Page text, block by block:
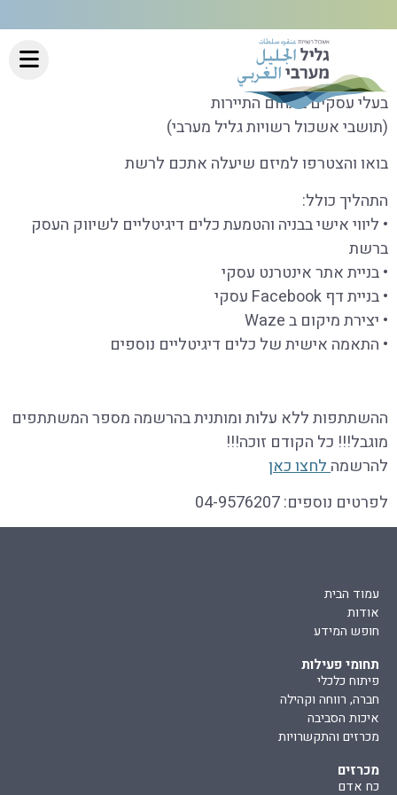
בעלי עסקים בתחום התיירות
(תושבי אשכול רשויות גליל מערבי)
בואו והצטרפו למיזם שיעלה אתכם לרשת
התהליך כולל:
• ליווי אישי בבניה והטמעת כלים דיגיטליים לשיווק העסק
ברשת
• בניית אתר אינטרנט עסקי
• בניית דף Facebook עסקי
• יצירת מיקום ב Waze
• התאמה אישית של כלים דיגיטליים נוספים
ההשתתפות ללא עלות ומותנית בהרשמה מספר המשתתפים
מוגבל!!! כל הקודם זוכה!!!
להרשמהלחצו כאן
לפרטים נוספים: 04-9576207
עמוד הבית
אודות
חופש המידע
תחומי פעילות
פיתוח כלכלי
חברה, רווחה וקהילה
איכות הסביבה
מכרזים והתקשרויות
מכרזים
כח אדם